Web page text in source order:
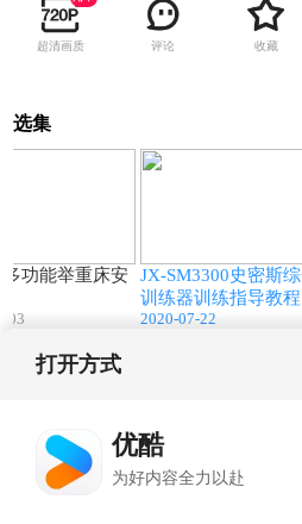
超清画质 评论 收藏
选集
多功能举重床安
03
JX-SM3300史密斯
训练器训练指导教程
2020-07-22
打开方式
优酷
为好内容全力以赴